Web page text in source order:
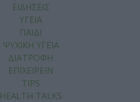
ΕΙΔΗΣΕΙΣ
ΥΓΕΙΑ
ΠΑΙΔΙ
ΨΥΧΙΚΗ ΥΓΕΙΑ
ΔΙΑΤΡΟΦΗ
ΕΠΙΧΕΙΡΕΙΝ
TIPS
HEALTH TALKS